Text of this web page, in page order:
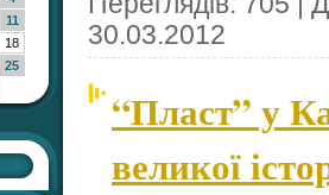
11
18
25
30.03.2012
“Пласт” у
великої